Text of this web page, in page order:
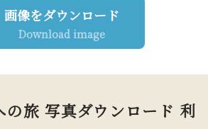
画像をダウンロード
Download image
の旅 写真ダウンロード 利